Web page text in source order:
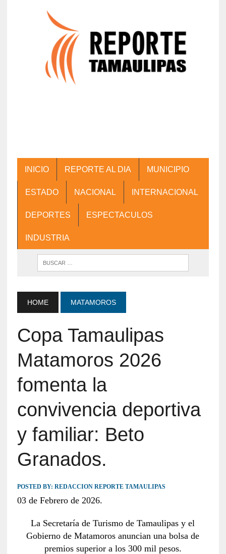
INICIO REPORTE AL DIA MUNICIPIO
ESTADO NACIONAL INTERNACIONAL
DEPORTES ESPECTACULOS
INDUSTRIA
HOME MATAMOROS
Copa Tamaulipas
Matamoros 2026
fomenta la
convivencia deportiva
y familiar: Beto
Granados.
POSTED BY: REDACCION REPORTE TAMAULIPAS
03 de Febrero de 2026.
La Secretaría de Turismo de Tamaulipas y el
Gobierno de Matamoros anuncian una bolsa de
premios superior a los 300 mil pesos.